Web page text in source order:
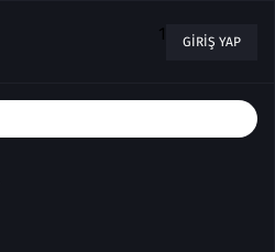
1 GIRIŞ YAP